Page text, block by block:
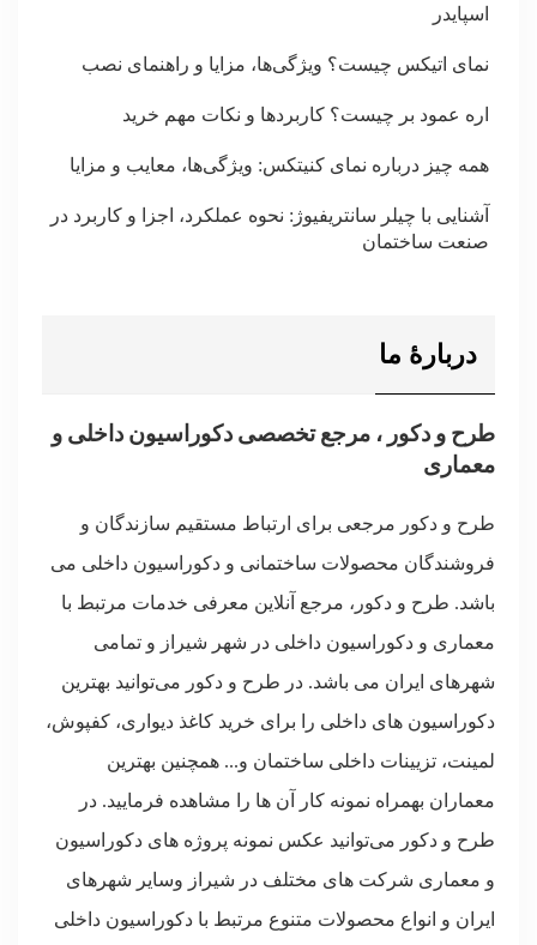
اسپایدر
نمای اتیکس چیست؟ ویژگی‌ها، مزایا و راهنمای نصب
اره عمود بر چیست؟ کاربردها و نکات مهم خرید
همه چیز درباره نمای کنیتکس: ویژگی‌ها، معایب و مزایا
آشنایی با چیلر سانتریفیوژ: نحوه عملکرد، اجزا و کاربرد در
صنعت ساختمان
دربارۀ ما
طرح و دکور ، مرجع تخصصی دکوراسیون داخلی و
معماری
طرح و دکور مرجعی برای ارتباط مستقیم سازندگان و
فروشندگان محصولات ساختمانی و دکوراسیون داخلی می
باشد. طرح و دکور، مرجع آنلاین معرفی خدمات مرتبط با
معماری و دکوراسیون داخلی در شهر شیراز و تمامی
شهرهای ایران می باشد. در طرح و دکور می‌توانید بهترین
دکوراسیون های داخلی را برای خرید کاغذ دیواری، کفپوش،
لمینت، تزیینات داخلی ساختمان و... همچنین بهترین
معماران بهمراه نمونه کار آن ها را مشاهده فرمایید. در
طرح و دکور می‌توانید عکس نمونه پروژه های دکوراسیون
و معماری شرکت های مختلف در شیراز وسایر شهرهای
ایران و انواع محصولات متنوع مرتبط با دکوراسیون داخلی